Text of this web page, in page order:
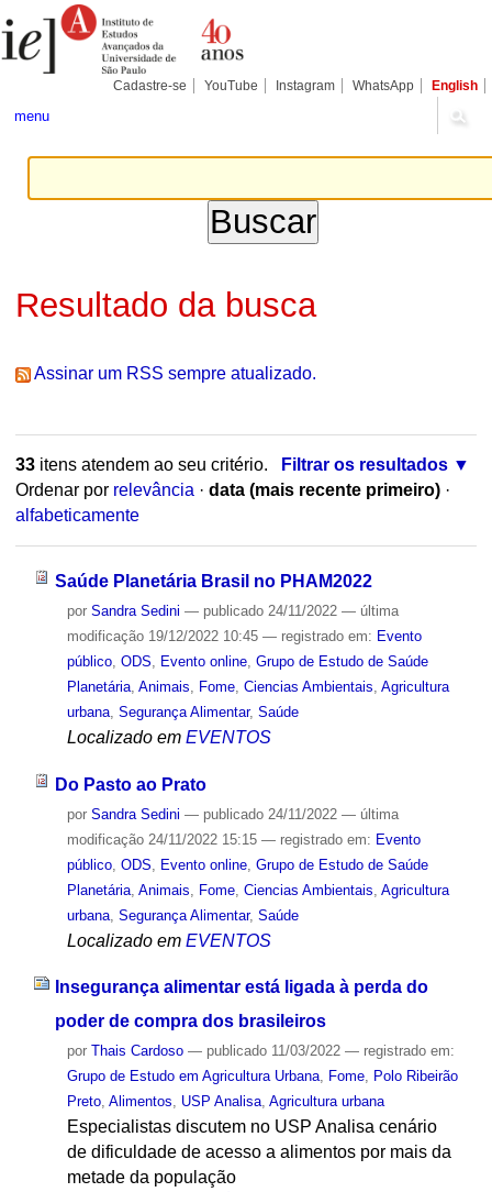
para
conteúdo.
Pessoais
Cadastre-se YouTube Instagram WhatsApp English
menu
Resultado da busca
Assinar um RSS sempre atualizado.
33itens atendem ao seu critério.
Filtrar os resultados
Ordenar por relevância · data (mais recente primeiro) ·
alfabeticamente
Saúde Planetária Brasil no PHAM2022
por Sandra Sedini — publicado24/11/2022 — última
modificação19/12/2022 10:45 — registrado em: Evento
público, ODS Evento online, Grupo de Estudo de Saúde
Planetária, Animais Fome, Ciencias Ambientais Agricultura
urbana, Segurança Alimentar, Saúde
Localizado em EVENTOS
Do Pasto ao Prato
por Sandra Sedini — publicado24/11/2022 — última
modificação24/11/2022 15:15 — registrado em: Evento
público, ODS Evento online, Grupo de Estudo de Saúde
Planetária, Animais Fome, Ciencias Ambientais Agricultura
urbana, Segurança Alimentar, Saúde
Localizado em EVENTOS
Insegurança alimentar está ligada à perda do
poder de compra dos brasileiros
por Thais Cardoso — publicado11/03/2022 — registrado em:
Grupo de Estudo em Agricultura Urbana, Fome, Polo Ribeirão
Preto, Alimentos, USP Analisa, Agricultura urbana
Especialistas discutem no USP Analisa cenário
de dificuldade de acesso a alimentos por mais da
metade da população